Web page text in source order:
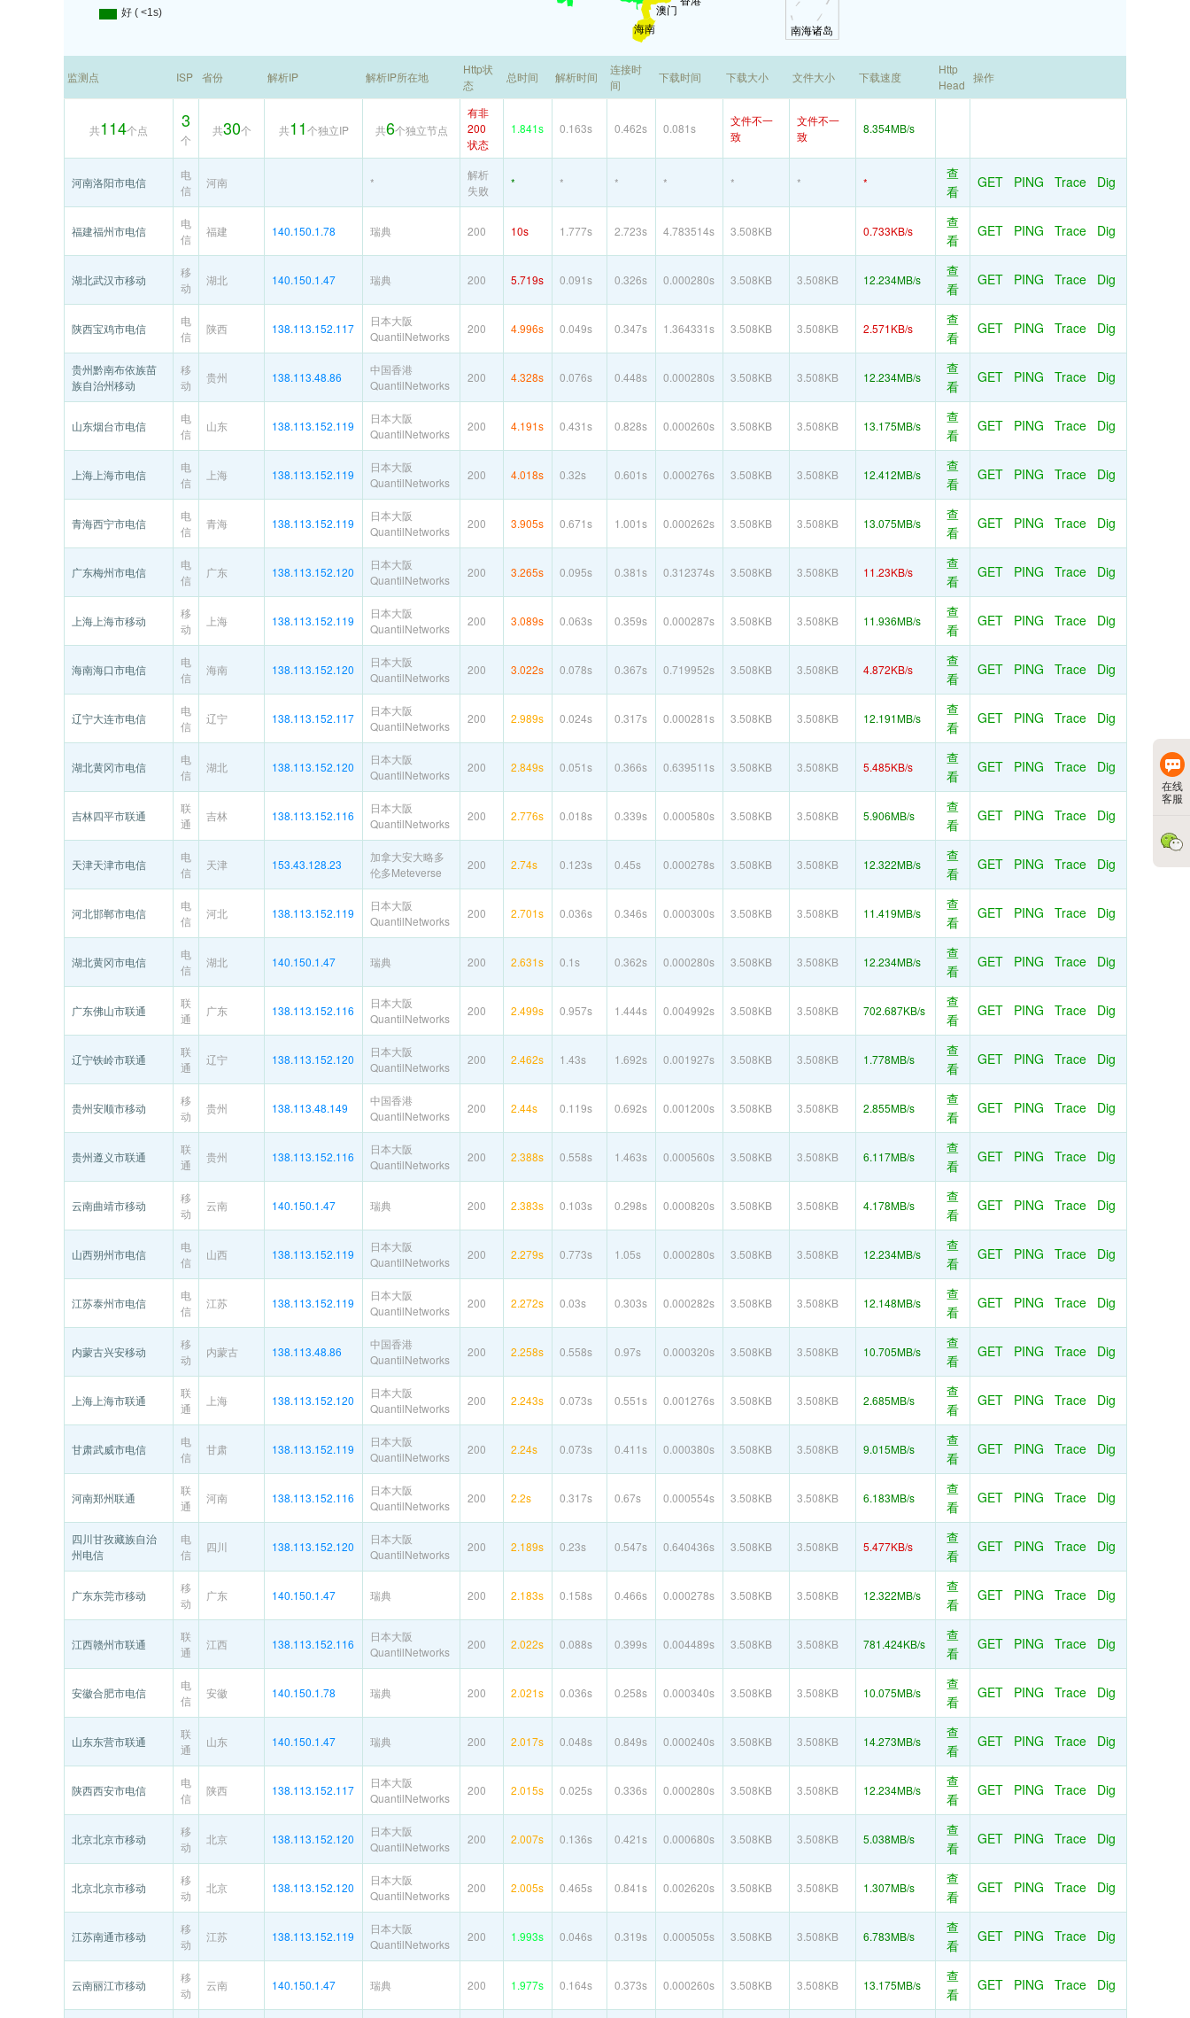
监测点 ISP 省份 解析IP 解析IP所在地
Http状
态
总时间 解析时间
连接时
间
下载时间 下载大小 文件大小 下载速度
Http
Head
操作
共114个点 3
个
共30个 共11个独立IP 共6个独立节点
有非
200
状态
1.841s 0.163s 0.462s 0.081s
文件不一
致
文件不一
致
8.354MB/s
河南洛阳市电信
电
信
河南 *
解析
失败
* * * * * * *
查
看
GET PING Trace Dig
福建福州市电信
电
信
福建 140.150.1.78 瑞典 200 10s 1.777s 2.723s 4.783514s 3.508KB 0.733KB/s
查
看
GET PING Trace Dig
湖北武汉市移动
移
动
湖北 140.150.1.47 瑞典 200 5.719s 0.091s 0.326s 0.000280s 3.508KB 3.508KB 12.234MB/s
查
看
GET PING Trace Dig
陕西宝鸡市电信
电
信
陕西 138.113.152.117
日本大阪
QuantilNetworks
200 4.996s 0.049s 0.347s 1.364331s 3.508KB 3.508KB 2.571KB/s
查
看
GET PING Trace Dig
贵州黔南布依族苗
族自治州移动
移
动
贵州 138.113.48.86
中国香港
QuantilNetworks
200 4.328s 0.076s 0.448s 0.000280s 3.508KB 3.508KB 12.234MB/s
查
看
GET PING Trace Dig
山东烟台市电信
电
信
山东 138.113.152.119
日本大阪
QuantilNetworks
200 4.191s 0.431s 0.828s 0.000260s 3.508KB 3.508KB 13.175MB/s
查
看
GET PING Trace Dig
上海上海市电信
电
信
上海 138.113.152.119
日本大阪
QuantilNetworks
200 4.018s 0.32s 0.601s 0.000276s 3.508KB 3.508KB 12.412MB/s
查
看
GET PING Trace Dig
青海西宁市电信
电
信
青海 138.113.152.119
日本大阪
QuantilNetworks
200 3.905s 0.671s 1.001s 0.000262s 3.508KB 3.508KB 13.075MB/s
查
看
GET PING Trace Dig
广东梅州市电信
电
信
广东 138.113.152.120
日本大阪
QuantilNetworks
200 3.265s 0.095s 0.381s 0.312374s 3.508KB 3.508KB 11.23KB/s
查
看
GET PING Trace Dig
上海上海市移动
移
动
上海 138.113.152.119
日本大阪
QuantilNetworks
200 3.089s 0.063s 0.359s 0.000287s 3.508KB 3.508KB 11.936MB/s
查
看
GET PING Trace Dig
海南海口市电信
电
信
海南 138.113.152.120
日本大阪
QuantilNetworks
200 3.022s 0.078s 0.367s 0.719952s 3.508KB 3.508KB 4.872KB/s
查
看
GET PING Trace Dig
辽宁大连市电信
电
信
辽宁 138.113.152.117
日本大阪
QuantilNetworks
200 2.989s 0.024s 0.317s 0.000281s 3.508KB 3.508KB 12.191MB/s
查
看
GET PING Trace Dig
湖北黄冈市电信
电
信
湖北 138.113.152.120
日本大阪
QuantilNetworks
200 2.849s 0.051s 0.366s 0.639511s 3.508KB 3.508KB 5.485KB/s
查
看
GET PING Trace Dig
吉林四平市联通
联
通
吉林 138.113.152.116
日本大阪
QuantilNetworks
200 2.776s 0.018s 0.339s 0.000580s 3.508KB 3.508KB 5.906MB/s
查
看
GET PING Trace Dig
天津天津市电信
电
信
天津 153.43.128.23
加拿大安大略多
伦多Meteverse
200 2.74s 0.123s 0.45s 0.000278s 3.508KB 3.508KB 12.322MB/s
查
看
GET PING Trace Dig
河北邯郸市电信
电
信
河北 138.113.152.119
日本大阪
QuantilNetworks
200 2.701s 0.036s 0.346s 0.000300s 3.508KB 3.508KB 11.419MB/s
查
看
GET PING Trace Dig
湖北黄冈市电信
电
信
湖北 140.150.1.47 瑞典 200 2.631s 0.1s 0.362s 0.000280s 3.508KB 3.508KB 12.234MB/s
查
看
GET PING Trace Dig
广东佛山市联通
联
通
广东 138.113.152.116
日本大阪
QuantilNetworks
200 2.499s 0.957s 1.444s 0.004992s 3.508KB 3.508KB 702.687KB/s
查
看
GET PING Trace Dig
辽宁铁岭市联通
联
通
辽宁 138.113.152.120
日本大阪
QuantilNetworks
200 2.462s 1.43s 1.692s 0.001927s 3.508KB 3.508KB 1.778MB/s
查
看
GET PING Trace Dig
贵州安顺市移动
移
动
贵州 138.113.48.149
中国香港
QuantilNetworks
200 2.44s 0.119s 0.692s 0.001200s 3.508KB 3.508KB 2.855MB/s
查
看
GET PING Trace Dig
贵州遵义市联通
联
通
贵州 138.113.152.116
日本大阪
QuantilNetworks
200 2.388s 0.558s 1.463s 0.000560s 3.508KB 3.508KB 6.117MB/s
查
看
GET PING Trace Dig
云南曲靖市移动
移
动
云南 140.150.1.47 瑞典 200 2.383s 0.103s 0.298s 0.000820s 3.508KB 3.508KB 4.178MB/s
查
看
GET PING Trace Dig
山西朔州市电信
电
信
山西 138.113.152.119
日本大阪
QuantilNetworks
200 2.279s 0.773s 1.05s 0.000280s 3.508KB 3.508KB 12.234MB/s
查
看
GET PING Trace Dig
江苏泰州市电信
电
信
江苏 138.113.152.119
日本大阪
QuantilNetworks
200 2.272s 0.03s 0.303s 0.000282s 3.508KB 3.508KB 12.148MB/s
查
看
GET PING Trace Dig
内蒙古兴安移动
移
动
内蒙古 138.113.48.86
中国香港
QuantilNetworks
200 2.258s 0.558s 0.97s 0.000320s 3.508KB 3.508KB 10.705MB/s
查
看
GET PING Trace Dig
上海上海市联通
联
通
上海 138.113.152.120
日本大阪
QuantilNetworks
200 2.243s 0.073s 0.551s 0.001276s 3.508KB 3.508KB 2.685MB/s
查
看
GET PING Trace Dig
甘肃武威市电信
电
信
甘肃 138.113.152.119
日本大阪
QuantilNetworks
200 2.24s 0.073s 0.411s 0.000380s 3.508KB 3.508KB 9.015MB/s
查
看
GET PING Trace Dig
河南郑州联通
联
通
河南 138.113.152.116
日本大阪
QuantilNetworks
200 2.2s 0.317s 0.67s 0.000554s 3.508KB 3.508KB 6.183MB/s
查
看
GET PING Trace Dig
四川甘孜藏族自治
州电信
电
信
四川 138.113.152.120
日本大阪
QuantilNetworks
200 2.189s 0.23s 0.547s 0.640436s 3.508KB 3.508KB 5.477KB/s
查
看
GET PING Trace Dig
广东东莞市移动
移
动
广东 140.150.1.47 瑞典 200 2.183s 0.158s 0.466s 0.000278s 3.508KB 3.508KB 12.322MB/s
查
看
GET PING Trace Dig
江西赣州市联通
联
通
江西 138.113.152.116
日本大阪
QuantilNetworks
200 2.022s 0.088s 0.399s 0.004489s 3.508KB 3.508KB 781.424KB/s
查
看
GET PING Trace Dig
安徽合肥市电信
电
信
安徽 140.150.1.78 瑞典 200 2.021s 0.036s 0.258s 0.000340s 3.508KB 3.508KB 10.075MB/s
查
看
GET PING Trace Dig
山东东营市联通
联
通
山东 140.150.1.47 瑞典 200 2.017s 0.048s 0.849s 0.000240s 3.508KB 3.508KB 14.273MB/s
查
看
GET PING Trace Dig
陕西西安市电信
电
信
陕西 138.113.152.117
日本大阪
QuantilNetworks
200 2.015s 0.025s 0.336s 0.000280s 3.508KB 3.508KB 12.234MB/s
查
看
GET PING Trace Dig
北京北京市移动
移
动
北京 138.113.152.120
日本大阪
QuantilNetworks
200 2.007s 0.136s 0.421s 0.000680s 3.508KB 3.508KB 5.038MB/s
查
看
GET PING Trace Dig
北京北京市移动
移
动
北京 138.113.152.120
日本大阪
QuantilNetworks
200 2.005s 0.465s 0.841s 0.002620s 3.508KB 3.508KB 1.307MB/s
查
看
GET PING Trace Dig
江苏南通市移动
移
动
江苏 138.113.152.119
日本大阪
QuantilNetworks
200 1.993s 0.046s 0.319s 0.000505s 3.508KB 3.508KB 6.783MB/s
查
看
GET PING Trace Dig
云南丽江市移动
移
动
云南 140.150.1.47 瑞典 200 1.977s 0.164s 0.373s 0.000260s 3.508KB 3.508KB 13.175MB/s
查
看
GET PING Trace Dig
在线
客服